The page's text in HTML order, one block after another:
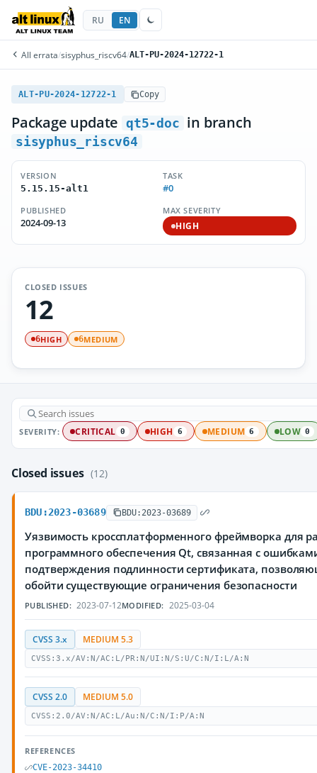
RU EN
All errata/sisyphus_riscv64/ALT-PU-2024-12722-1
ALT-PU-2024-12722-1 Copy
Package update qt5-doc in branch
sisyphus_riscv64
VERSION
5.15.15-alt1
TASK
#0
PUBLISHED
2024-09-13
MAX SEVERITY
HIGH
CLOSED ISSUES
12
6HIGH 6MEDIUM
SEVERITY: CRITICAL 0 HIGH 6 MEDIUM 6 LOW 0
Closed issues (12)
BDU:2023-03689 BDU:2023-03689
Уязвимость кроссплатформенного фреймворка для
программного обеспечения Qt, связанная с
подтверждения подлинности сертификата,
обойти существующие ограничения безопасности
PUBLISHED: 2023-07-12MODIFIED: 2025-03-04
CVSS 3.x MEDIUM 5.3
CVSS:3.x/AV:N/AC:L/PR:N/UI:N/S:U/C:N/I:L/A:N
CVSS 2.0 MEDIUM 5.0
CVSS:2.0/AV:N/AC:L/Au:N/C:N/I:P/A:N
REFERENCES
CVE-2023-34410